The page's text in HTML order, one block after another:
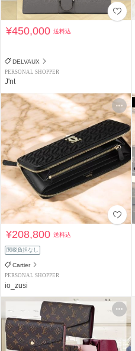
¥450,000送料込
DELVAUX
PERSONAL SHOPPER
J'nt
¥208,800送料込
関税負担なし
Cartier
PERSONAL SHOPPER
io_zusi